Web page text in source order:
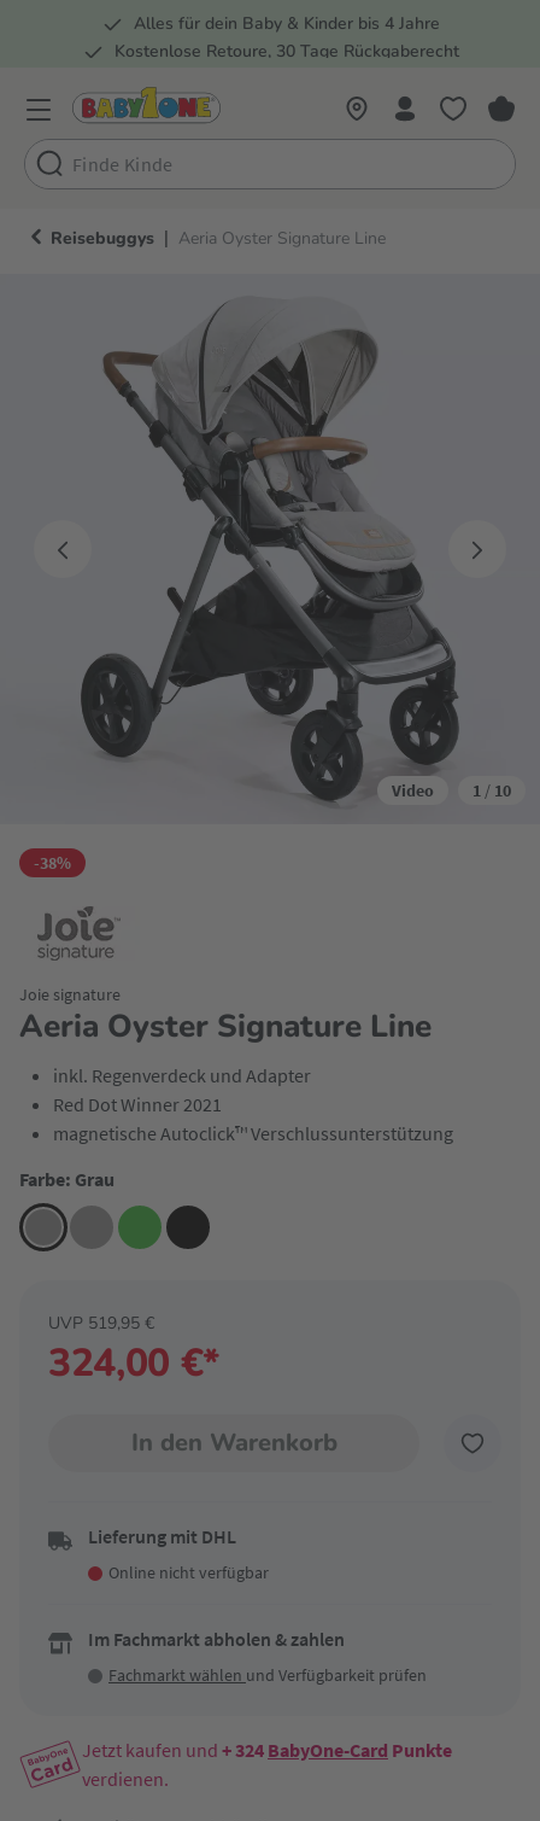
Zur Hauptnavigation springen
Alles für dein Baby & Kinder bis 4 Jahre
Kostenlose Retoure, 30 Tage Rückgaberecht
Reisebuggys | Aeria Oyster Signature Line
Video 1 / 10
-38%
Aeria Oyster Signature Line
Joie signature
inkl. Regenverdeck und Adapter
Red Dot Winner 2021
magnetische Autoclick™ Verschlussunterstützung
Farbe: Grau
324,00 €*
UVP 519,95 €
In den Warenkorb
Lieferung mit DHL
Online nicht verfügbar
Im Fachmarkt abholen & zahlen
Fachmarkt wählen und Verfügbarkeit prüfen
Jetzt kaufen und + 324 BabyOne-Card Punkte
verdienen.